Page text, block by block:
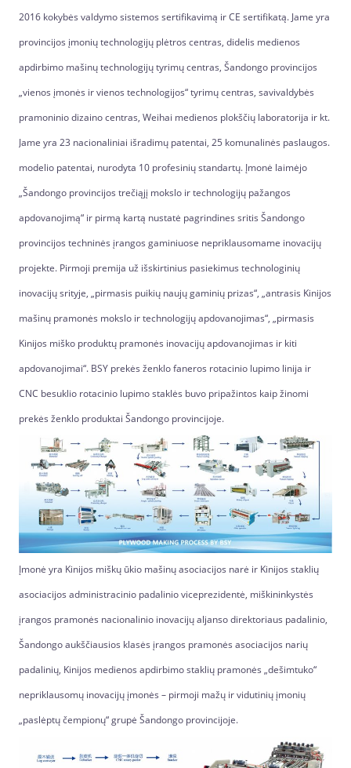
2016 kokybės valdymo sistemos sertifikavimą ir CE sertifikatą. Jame yra
provincijos įmonių technologijų plėtros centras, didelis medienos
apdirbimo mašinų technologijų tyrimų centras, Šandongo provincijos
„vienos įmonės ir vienos technologijos“ tyrimų centras, savivaldybės
pramoninio dizaino centras, Weihai medienos plokščių laboratorija ir kt.
Jame yra 23 nacionaliniai išradimų patentai, 25 komunalinės paslaugos.
modelio patentai, nurodyta 10 profesinių standartų. Įmonė laimėjo
„Šandongo provincijos trečiąjį mokslo ir technologijų pažangos
apdovanojimą“ ir pirmą kartą nustatė pagrindines sritis Šandongo
provincijos techninės įrangos gaminiuose nepriklausomame inovacijų
projekte. Pirmoji premija už išskirtinius pasiekimus technologinių
inovacijų srityje, „pirmasis puikių naujų gaminių prizas“, „antrasis Kinijos
mašinų pramonės mokslo ir technologijų apdovanojimas“, „pirmasis
Kinijos miško produktų pramonės inovacijų apdovanojimas ir kiti
apdovanojimai“. BSY prekės ženklo faneros rotacinio lupimo linija ir
CNC besuklio rotacinio lupimo staklės buvo pripažintos kaip žinomi
prekės ženklo produktai Šandongo provincijoje.
Įmonė yra Kinijos miškų ūkio mašinų asociacijos narė ir Kinijos staklių
asociacijos administracinio padalinio viceprezidentė, miškininkystės
įrangos pramonės nacionalinio inovacijų aljanso direktoriaus padalinio,
Šandongo aukščiausios klasės įrangos pramonės asociacijos narių
padalinių, Kinijos medienos apdirbimo staklių pramonės „dešimtuko“
nepriklausomų inovacijų įmonės – pirmoji mažų ir vidutinių įmonių
„paslėptų čempionų“ grupė Šandongo provincijoje.